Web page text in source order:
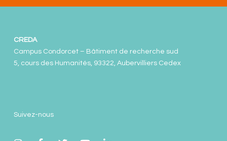
CREDA
Campus Condorcet – Bâtiment de recherche sud
5, cours des Humanités, 93322, Aubervilliers Cedex
Suivez-nous